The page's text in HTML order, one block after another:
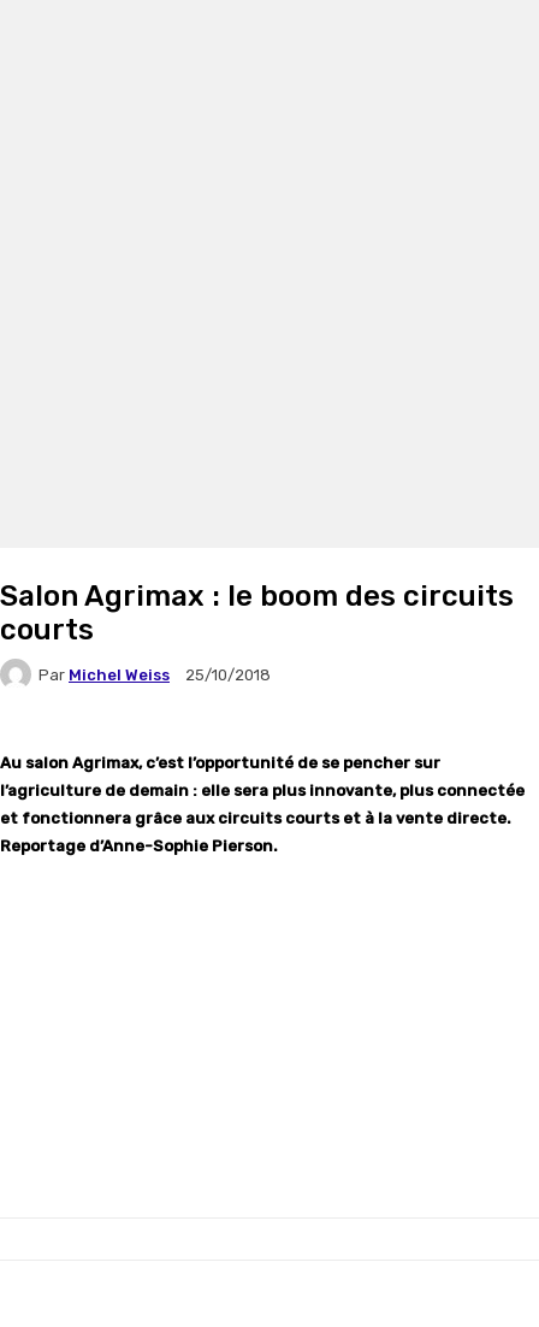
Salon Agrimax : le boom des circuits
courts
Par Michel Weiss 25/10/2018
Au salon Agrimax, c’est l’opportunité de se pencher sur
l’agriculture de demain : elle sera plus innovante, plus connectée
et fonctionnera grâce aux circuits courts et à la vente directe.
Reportage d’Anne-Sophie Pierson.